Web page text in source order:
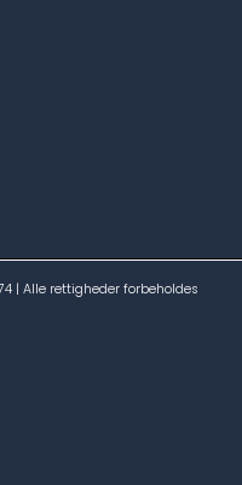
| Alle rettigheder forbeholdes